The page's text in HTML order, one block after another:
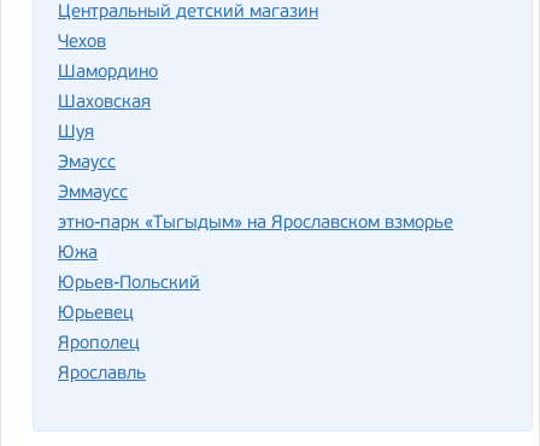
Центральный детский магазин
Чехов
Шамордино
Шаховская
Шуя
Эмаусс
Эммаусс
этно-парк «Тыгыдым» на Ярославском взморье
Южа
Юрьев-Польский
Юрьевец
Ярополец
Ярославль